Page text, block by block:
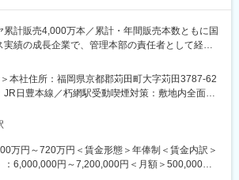
り、お客様と現場を最優先した経営方針です。
社の定める業務
：
最高責任者としての役割を完遂していただくため
は全て取りそろえ、環境を整えていくつもりで
マネジメントや運用にはこれが必要だ」というも
兼ねなくお申し付けください。全て当社負担で貸
における大きな責任が伴うからこそ、その責任に
酬をあなたに還元します。
計販売4,000万本／累計・年間販売本数ともに国
実績の成長企業で、管理本部の責任者として経営
が見込まれ、成長スピードに見合う管理体制を整
本部を統括する責任者ポジションを新たにお迎え
ります。
本社住所：福岡県京都郡苅田町大字苅田3787-62
JR日豊本線／朽網駅受動喫煙対策：敷地内全面禁
2＞北九州支社住所：北九州市小倉北区京町三丁目
町センタービル6F勤務地最寄駅：JR日豊本線／
万円～720万円＜賃金形態＞年俸制＜賃金内訳＞
：6,000,000円～7,200,000円＜月額＞500,000円